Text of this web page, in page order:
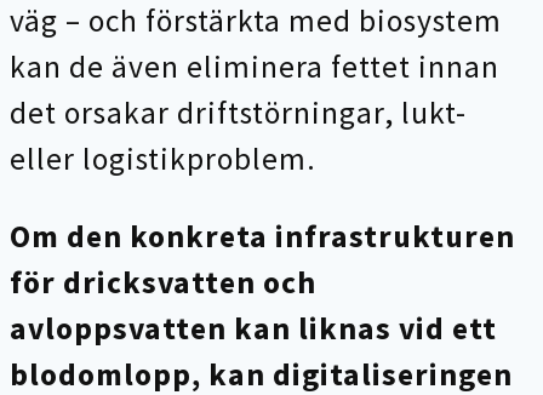
väg – och förstärkta med biosystem
kan de även eliminera fettet innan
det orsakar driftstörningar, lukt-
eller logistikproblem.
Om den konkreta infrastrukturen
för dricksvatten och
avloppsvatten kan liknas vid ett
blodomlopp, kan digitaliseringen